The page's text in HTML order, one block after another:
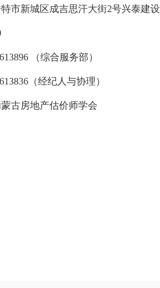
新城区成吉思汗大街2号兴泰
（综合服务部）
（经纪人与协理）
房地产估价师学会